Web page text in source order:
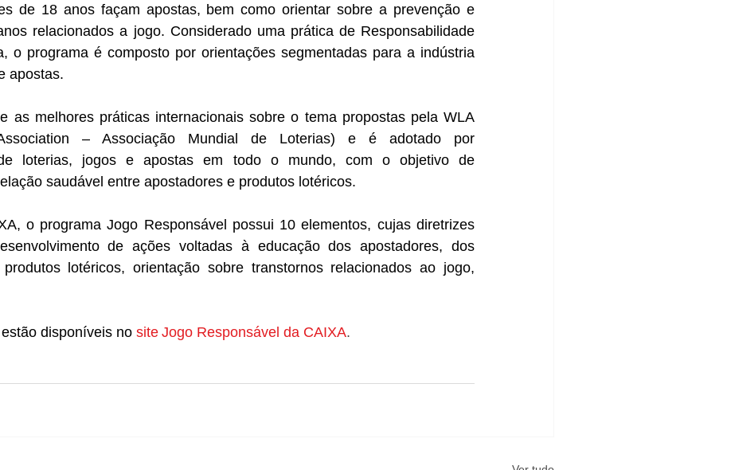
de 18 anos façam apostas, bem como orientar sobre a prevenção e
relacionados a jogo. Considerado uma prática de Responsabilidade
o programa é composto por orientações segmentadas para a indústria
apostas.
as melhores práticas internacionais sobre o tema propostas pela WLA
– Associação Mundial de Loterias) e é adotado por
de loterias, jogos e apostas em todo o mundo, com o objetivo de
saudável entre apostadores e produtos lotéricos.
o programa Jogo Responsável possui 10 elementos, cujas diretrizes
de ações voltadas à educação dos apostadores, dos
lotéricos, orientação sobre transtornos relacionados ao jogo,
disponíveis no site Jogo Responsável da CAIXA.